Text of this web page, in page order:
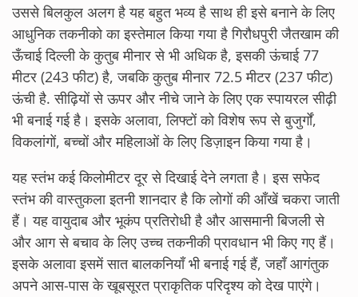
उससे बिलकुल अलग है यह बहुत भव्य है साथ ही इसे बनाने के लिए
आधुनिक तकनीको का इस्तेमाल किया गया है गिरौधपुरी जैतखाम की
ऊँचाई दिल्ली के कुतुब मीनार से भी अधिक है, इसकी ऊंचाई 77
मीटर (243 फीट) है, जबकि कुतुब मीनार 72.5 मीटर (237 फीट)
ऊंची है. सीढ़ियों से ऊपर और नीचे जाने के लिए एक स्पायरल सीढ़ी
भी बनाई गई है। इसके अलावा, लिफ्टों को विशेष रूप से बुजुर्गों,
विकलांगों, बच्चों और महिलाओं के लिए डिज़ाइन किया गया है।
यह स्तंभ कई किलोमीटर दूर से दिखाई देने लगता है। इस सफेद
स्तंभ की वास्तुकला इतनी शानदार है कि लोगों की आँखें चकरा जाती
हैं। यह वायुदाब और भूकंप प्रतिरोधी है और आसमानी बिजली से
और आग से बचाव के लिए उच्च तकनीकी प्रावधान भी किए गए हैं।
इसके अलावा इसमें सात बालकनियाँ भी बनाई गई हैं, जहाँ आगंतुक
अपने आस-पास के खूबसूरत प्राकृतिक परिदृश्य को देख पाएंगे।